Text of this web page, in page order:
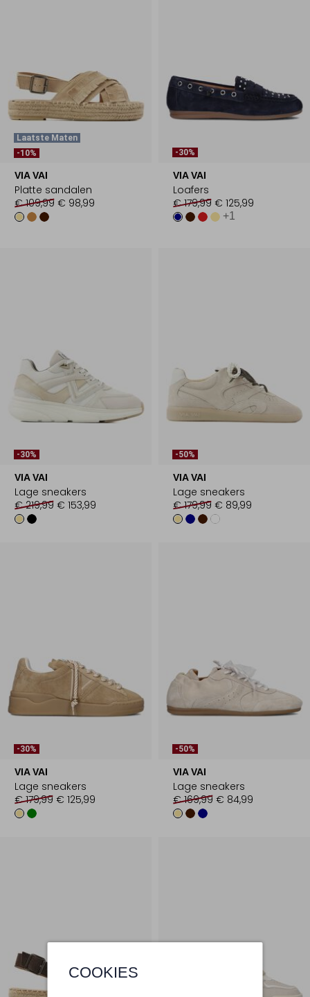
COOKIES
Laatste Maten
-10%
VIA VAI
Platte sandalen
€ 109,99 € 98,99
-30%
VIA VAI
Loafers
€ 179,99 € 125,99
+1
-30%
VIA VAI
Lage sneakers
€ 219,99 € 153,99
-50%
VIA VAI
Lage sneakers
€ 179,99 € 89,99
-30%
VIA VAI
Lage sneakers
€ 179,99 € 125,99
-50%
VIA VAI
Lage sneakers
€ 169,99 € 84,99